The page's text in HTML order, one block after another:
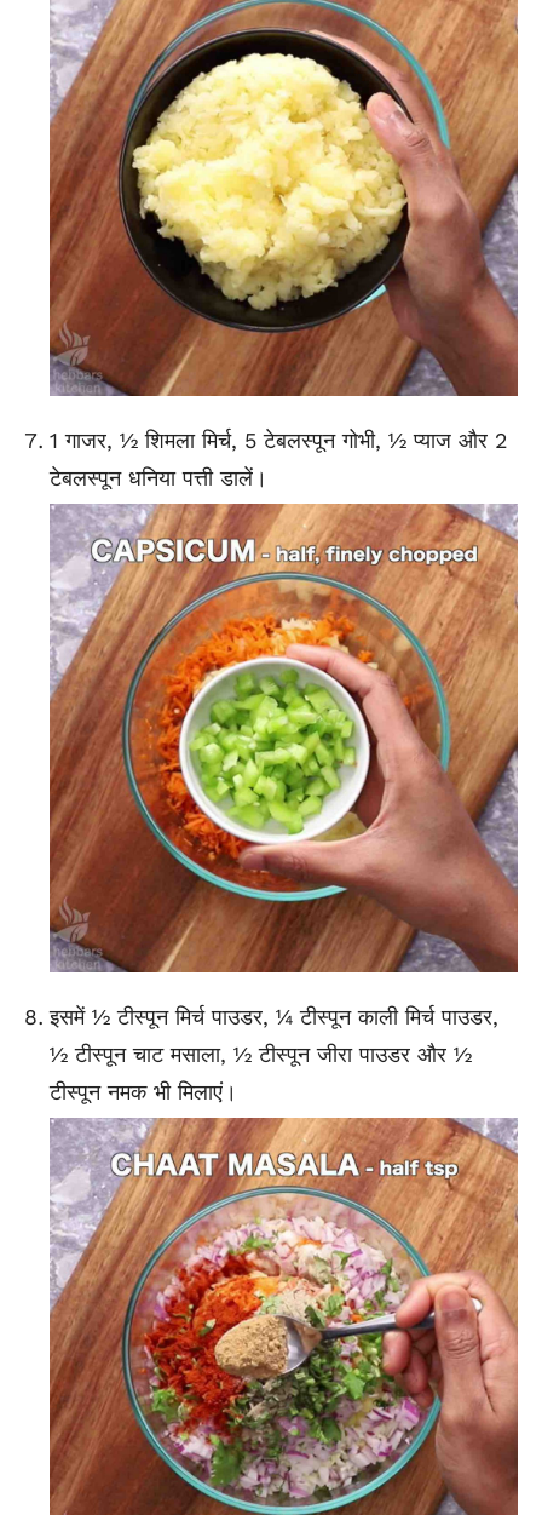
1 गाजर, ½ शिमला मिर्च, 5 टेबलस्पून गोभी, ½ प्याज और 2
टेबलस्पून धनिया पत्ती डालें।
इसमें ½ टीस्पून मिर्च पाउडर, ¼ टीस्पून काली मिर्च पाउडर,
½ टीस्पून चाट मसाला, ½ टीस्पून जीरा पाउडर और ½
टीस्पून नमक भी मिलाएं।